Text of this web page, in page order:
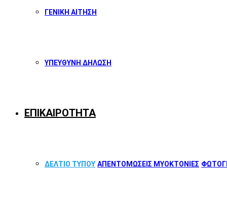
ΓΕΝΙΚΗ ΑΙΤΗΣΗ
ΥΠΕΥΘΥΝΗ ΔΗΛΩΣΗ
ΕΠΙΚΑΙΡΟΤΗΤΑ
ΔΕΛΤΙΟ ΤΥΠΟΥ ΑΠΕΝΤΟΜΩΣΕΙΣ ΜΥΟΚΤΟΝΙΕΣ